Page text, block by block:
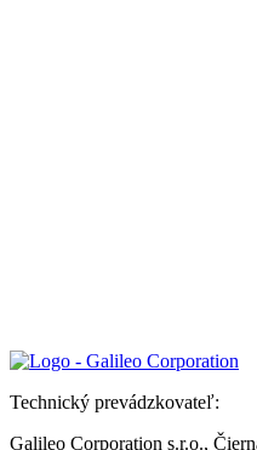
Technický prevádzkovateľ:
Galileo Corporation s.r.o.,